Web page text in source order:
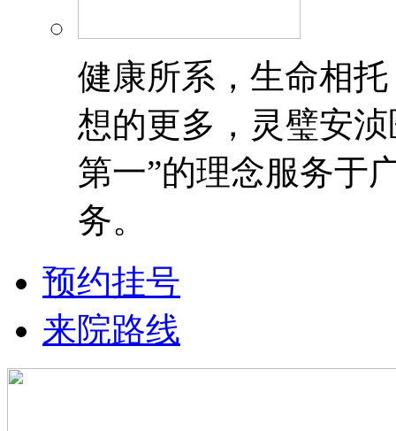
健康所系，生命相
想的更多，灵璧安
第一”的理念服务于
务。
预约挂号
来院路线